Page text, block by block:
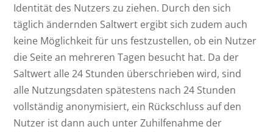
Identität des Nutzers zu ziehen. Durch den sich
täglich ändernden Saltwert ergibt sich zudem auch
keine Möglichkeit für uns festzustellen, ob ein Nutzer
die Seite an mehreren Tagen besucht hat. Da der
Saltwert alle 24 Stunden überschrieben wird, sind
alle Nutzungsdaten spätestens nach 24 Stunden
vollständig anonymisiert, ein Rückschluss auf den
Nutzer ist dann auch unter Zuhilfenahme der